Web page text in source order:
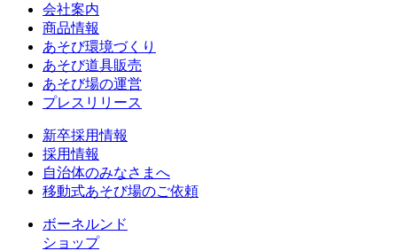
会社案内
商品情報
あそび環境づくり
あそび道具販売
あそび場の運営
プレスリリース
新卒採用情報
採用情報
自治体のみなさまへ
移動式あそび場のご依頼
ボーネルンド
ショップ